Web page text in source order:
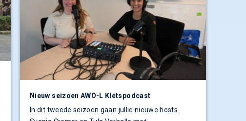
Nieuw seizoen AWO-L Kletspodcast
In dit tweede seizoen gaan jullie nieuwe hosts